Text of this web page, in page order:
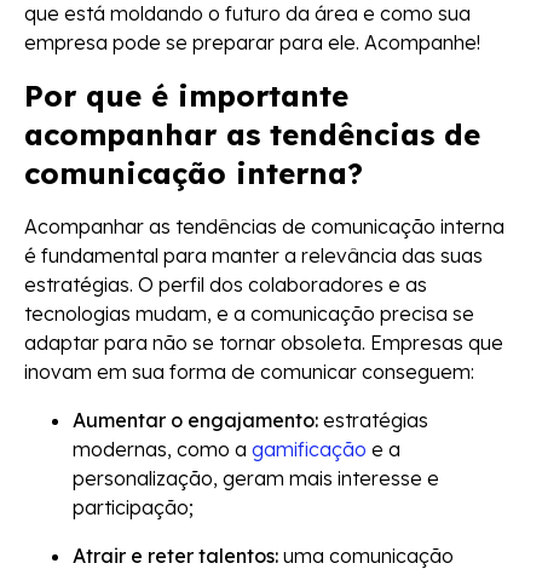
que está moldando o futuro da área e como sua
empresa pode se preparar para ele. Acompanhe!
Por que é importante
acompanhar as tendências de
comunicação interna?
Acompanhar as tendências de comunicação interna
é fundamental para manter a relevância das suas
estratégias. O perfil dos colaboradores e as
tecnologias mudam, e a comunicação precisa se
adaptar para não se tornar obsoleta. Empresas que
inovam em sua forma de comunicar conseguem:
Aumentar o engajamento: estratégias
modernas, como a gamificação e a
personalização, geram mais interesse e
participação;
Atrair e reter talentos: uma comunicação